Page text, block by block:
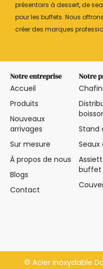
présentoirs à dessert, de
pour les buffets. Nous
créer des marques
Notre entreprise
Accueil
Produits
Nouveaux
arrivages
Sur mesure
À propos de nous
Blogs
Contact
Notre
Stand
Seaux
buffet
© Acier inoxydable